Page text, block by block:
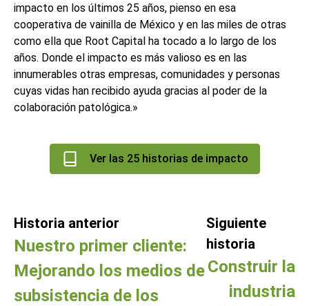
impacto en los últimos 25 años, pienso en esa
cooperativa de vainilla de México y en las miles de otras
como ella que Root Capital ha tocado a lo largo de los
años. Donde el impacto es más valioso es en las
innumerables otras empresas, comunidades y personas
cuyas vidas han recibido ayuda gracias al poder de la
colaboración patológica.»
Ver las 25 historias de impacto
Historia anterior
Nuestro primer cliente:
Mejorando los medios de
subsistencia de los
Siguiente
historia
Construir la
industria